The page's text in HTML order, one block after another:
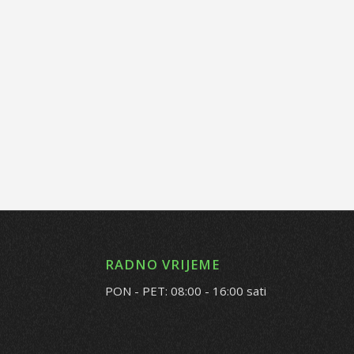
RADNO VRIJEME
PON - PET: 08:00 - 16:00 sati